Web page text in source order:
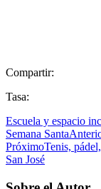
Compartir:
Tasa:
Escuela y espacio
Semana Santa
PróximoTenis,
San José